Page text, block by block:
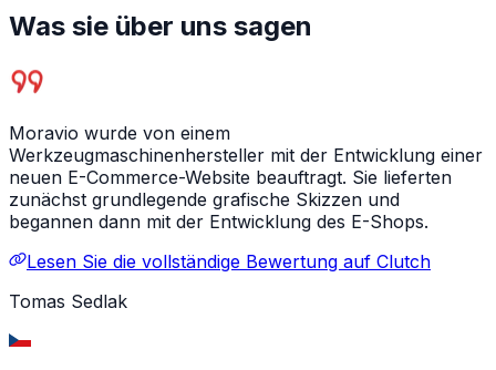
Was sie über uns sagen
Moravio wurde von einem
Werkzeugmaschinenhersteller mit der Entwicklung einer
neuen E-Commerce-Website beauftragt. Sie lieferten
zunächst grundlegende grafische Skizzen und
begannen dann mit der Entwicklung des E-Shops.
Lesen Sie die vollständige Bewertung auf Clutch
Tomas Sedlak